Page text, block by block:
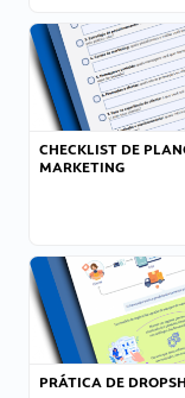
CHECKLIST DE
MARKETING
PRÁTICA DE